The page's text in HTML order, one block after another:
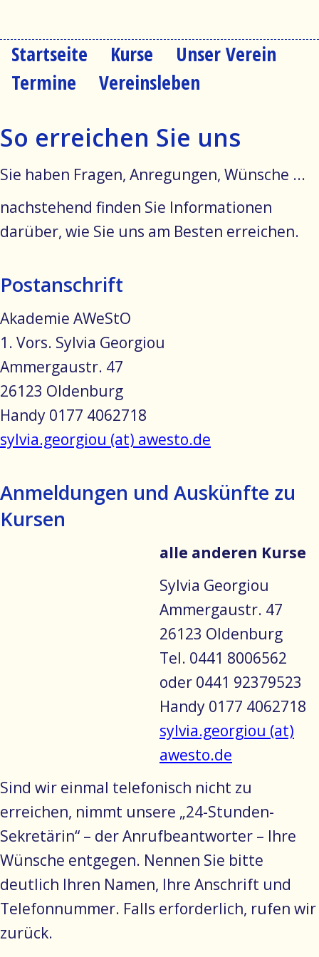
Navigation
überspringen
Startseite Kurse
Unser Verein
Termine
Vereinsleben
So erreichen Sie uns
Sie haben Fragen, Anregungen, Wünsche ...
nachstehend finden Sie Informationen
darüber, wie Sie uns am Besten erreichen.
Postanschrift
Akademie AWeStO
1. Vors. Sylvia Georgiou
Ammergaustr. 47
26123 Oldenburg
Handy 0177 4062718
sylvia.georgiou (at) awesto.de
Anmeldungen und Auskünfte zu
Kursen
alle anderen Kurse
Sylvia Georgiou
Ammergaustr. 47
26123 Oldenburg
Tel. 0441 8006562
oder 0441 92379523
Handy 0177 4062718
sylvia.georgiou (at)
awesto.de
Sind wir einmal telefonisch nicht zu
erreichen, nimmt unsere „24-Stunden-
Sekretärin“ – der Anrufbeantworter – Ihre
Wünsche entgegen. Nennen Sie bitte
deutlich Ihren Namen, Ihre Anschrift und
Telefonnummer. Falls erforderlich, rufen wir
zurück.